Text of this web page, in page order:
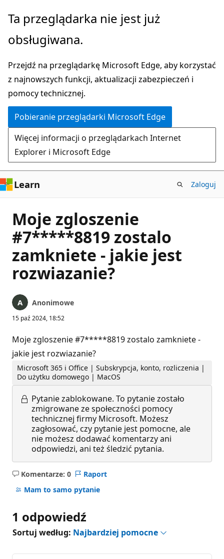
Przejdź
głównej
Ta przeglądarka nie jest już
obsługiwana.
Przejdź na przeglądarkę Microsoft Edge, aby korzystać
z najnowszych funkcji, aktualizacji zabezpieczeń i
pomocy technicznej.
Pobieranie przeglądarki Microsoft Edge
Więcej informacji o przeglądarkach Internet
Explorer i Microsoft Edge
Learn Zaloguj
Moje zgloszenie
#7*****8819 zostalo
zamkniete - jakie jest
rozwiazanie?
Anonimowe
15 paź 2024, 18:52
Moje zgloszenie #7*****8819 zostalo zamkniete -
jakie jest rozwiazanie?
Microsoft 365 i Office | Subskrypcja, konto, rozliczenia |
Do użytku domowego | MacOS
Pytanie zablokowane. To pytanie zostało
zmigrowane ze społeczności pomocy
technicznej firmy Microsoft. Możesz
zagłosować, czy pytanie jest pomocne, ale
nie możesz dodawać komentarzy ani
odpowiedzi, ani też śledzić pytania.
Komentarze: 0
Brak
komentarzy
Raport
Mam to samo pytanie
1 odpowiedź
Sortuj według: Najbardziej pomocne